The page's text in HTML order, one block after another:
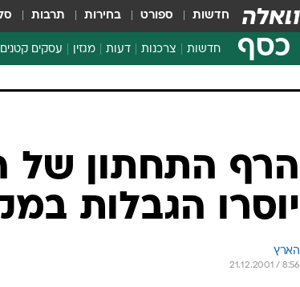
חדשות ספורט בחירות תרבות
כסף חדשות צרכנות
צרכנות פיננסית
דעות מגזין עסקים קטנים
הרף התחתון של
יוסרו הגבלות
הארץ
21.12.2001 / 8:56